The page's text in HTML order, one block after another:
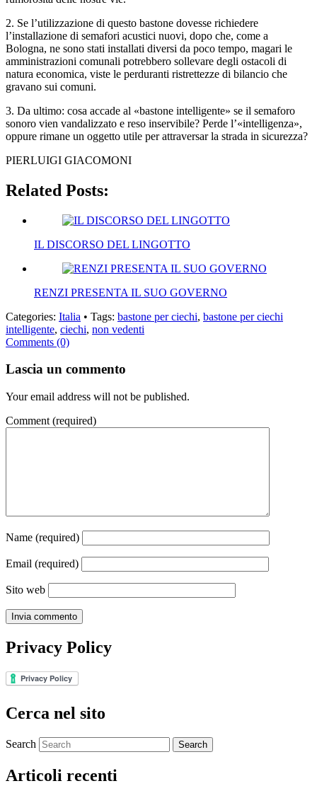
2. Se l’utilizzazione di questo bastone dovesse richiedere
l’installazione di semafori acustici nuovi, dopo che, come a
Bologna, ne sono stati installati diversi da poco tempo, magari le
amministrazioni comunali potrebbero sollevare degli ostacoli di
natura economica, viste le perduranti ristrettezze di bilancio che
gravano sui comuni.
3. Da ultimo: cosa accade al «bastone intelligente» se il semaforo
sonoro vien vandalizzato e reso inservibile? Perde l’«intelligenza»,
oppure rimane un oggetto utile per attraversar la strada in sicurezza?
PIERLUIGI GIACOMONI
Related Posts:
IL DISCORSO DEL LINGOTTO
RENZI PRESENTA IL SUO GOVERNO
Categories: Italia • Tags: bastone per ciechi, bastone per ciechi
intelligente, ciechi, non vedenti
Comments (0)
Lascia un commento
Your email address will not be published.
Comment (required)
Name (required)
Email (required)
Sito web
Privacy Policy
Cerca nel sito
Search
Articoli recenti